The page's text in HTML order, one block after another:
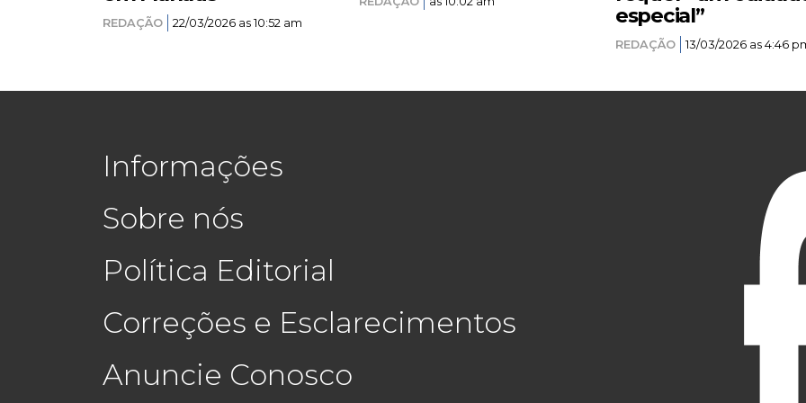
REDAÇÃO 22/03/2026 as 10:52 am
especial”
REDAÇÃO 13/03/2026 as 4:46
Informações
Sobre nós
Política Editorial
Correções e Esclarecimentos
Anuncie Conosco